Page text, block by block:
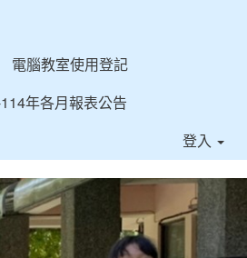
電腦教室使用登記
年各月報表公告
登入